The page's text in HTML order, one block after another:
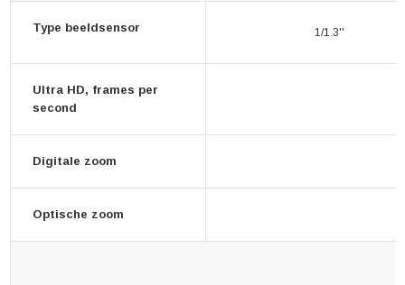
Type beeldsensor 1/1.3''
Ultra HD, frames per
second
Digitale zoom
Optische zoom